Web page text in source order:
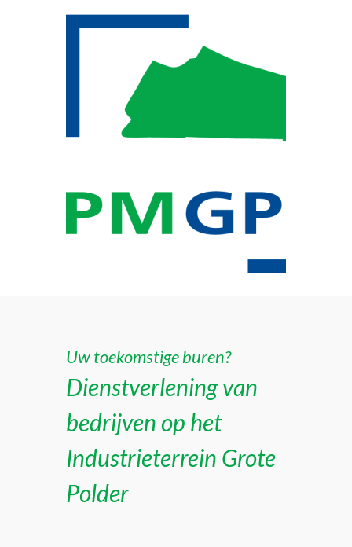
Uw toekomstige buren?
Dienstverlening van
bedrijven op het
Industrieterrein Grote
Polder